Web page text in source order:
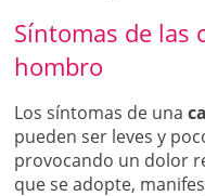
Síntomas de las
hombro
Los síntomas de una
pueden ser leves y
provocando un dolor
que se adopte,